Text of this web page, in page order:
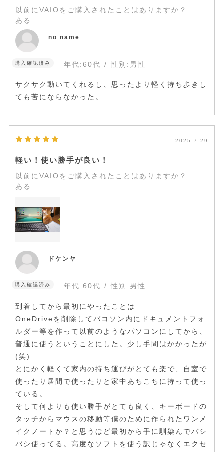
以前にVAIOをご購入されたことはありますか？ :
ある
no name
購入確認済み 年代:60代 性別: 男性
サクサク動いてくれるし、思ったより軽く持ち歩きし
ても苦にならなかった。
2025.7.29
軽い！使い勝手が良い！
以前にVAIOをご購入されたことはありますか？ :
ある
ドケンヤ
購入確認済み 年代:60代 性別: 男性
到着してから最初にやったことは
OneDriveを削除してパコソン内にドキュメントフォ
ルダー等を作って以前のようなパソコンにしてから、
普通に使うということにした。少し手間はかかったが
(笑)
とにかく軽くて家内の持ち運びがとても楽で、自室で
使ったり居間で使ったりと家中あちこちに持って使っ
ている。
そして何よりも使い勝手がとても良く、キーボードの
タッチからマウスの移動等僕のために作られたワンメ
イクノートか？と思うほど最初から手に馴染んでバシ
バシ使ってる。高度なソフトを使う訳じゃなくエクセ